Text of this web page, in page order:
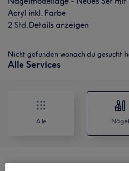
Acryl inkl. Farbe
2 Std.Details anzeigen
Nicht gefunden wonach du gesucht
Alle Services
Alle Nägel